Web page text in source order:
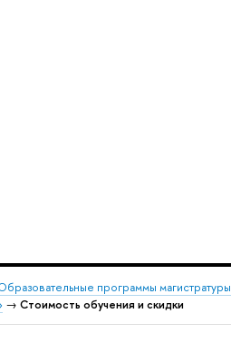
программы магистратуры
→ Стоимость обучения и скидки